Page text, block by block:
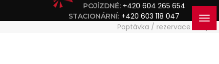
POJÍZDNÉ: +420 604 265 654
STACIONÁRNÍ: +420 603 118 047
Poptávka / rezervace stroje